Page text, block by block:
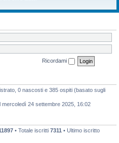
Ricordami
0 nascosti e 385 ospiti (basato sugli
mercoledì 24 settembre 2025, 16:02
• Totale iscritti 7311 • Ultimo iscritto